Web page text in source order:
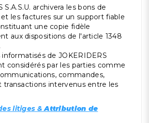
S.A.S.U. archivera les bons de
les factures sur un support fiable
une copie fidèle
aux dispositions de l'article 1348
de JOKERIDERS
considérés par les parties comme
commandes,
transactions intervenus entre les
litiges &Attribution de